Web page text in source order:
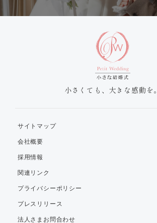
小さくても、大きな感動を。
サイトマップ
会社概要
採用情報
関連リンク
プライバシーポリシー
プレスリリース
法人さまお問合わせ